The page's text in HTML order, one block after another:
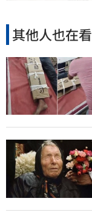
其他人也在看